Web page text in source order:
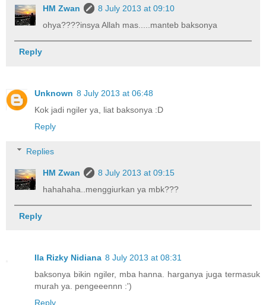
HM Zwan
8 July 2013 at 09:10
ohya????insya Allah mas.....manteb baksonya
Reply
Unknown 8 July 2013 at 06:48
Kok jadi ngiler ya, liat baksonya :D
Reply
Replies
HM Zwan
8 July 2013 at 09:15
hahahaha..menggiurkan ya mbk???
Reply
Ila Rizky Nidiana 8 July 2013 at 08:31
baksonya bikin ngiler, mba hanna. harganya juga termasuk
murah ya. pengeeennn :')
Reply